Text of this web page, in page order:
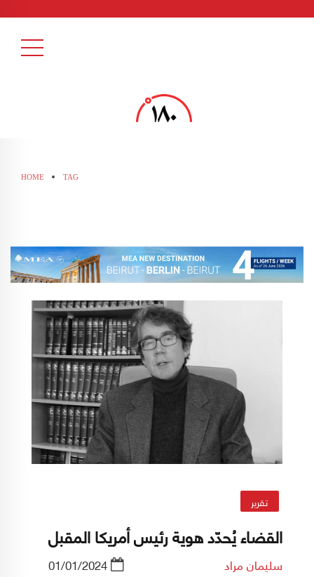
HOME TAG
تقرير
القضاء يُحدّد هوية رئيس أمريكا المقبل
سليمان مراد 01/01/2024